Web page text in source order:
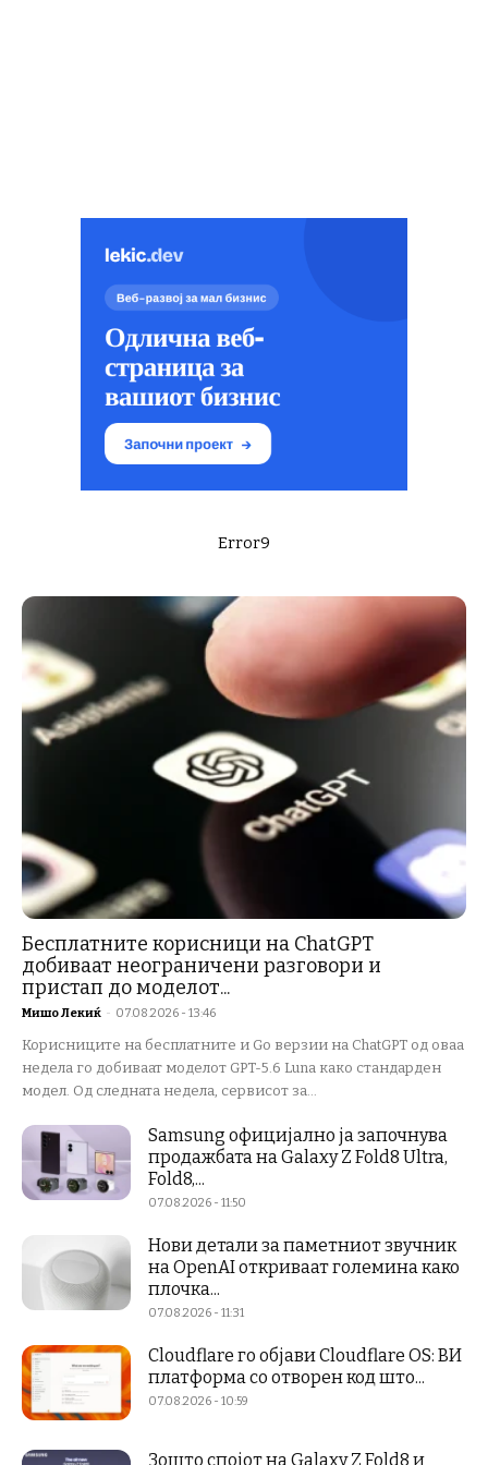
Error9
Бесплатните корисници на ChatGPT
добиваат неограничени разговори и
пристап до моделот...
Мишо Лекиќ - 07.08.2026 - 13:46
Корисниците на бесплатните и Go верзии на ChatGPT од оваа
недела го добиваат моделот GPT-5.6 Luna како стандарден
модел. Од следната недела, сервисот за...
Samsung официјално ја започнува
продажбата на Galaxy Z Fold8 Ultra,
Fold8,...
07.08.2026 - 11:50
Нови детали за паметниот звучник
на OpenAI откриваат големина како
плочка...
07.08.2026 - 11:31
Cloudflare го објави Cloudflare OS: ВИ
платформа со отворен код што...
07.08.2026 - 10:59
Зошто спојот на Galaxy Z Fold8 и